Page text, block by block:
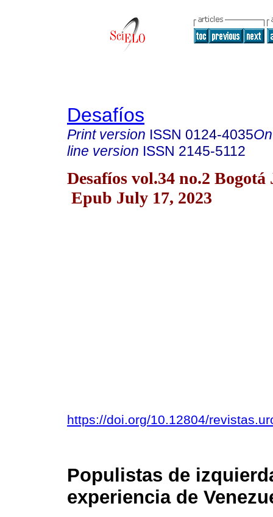
Desafíos
Print version ISSN 0124-4035
line version ISSN 2145-5112
Desafíos vol.34 no.2 Bogotá
Epub July 17, 2023
https://doi.org/10.12804/
Populistas de
experiencia de